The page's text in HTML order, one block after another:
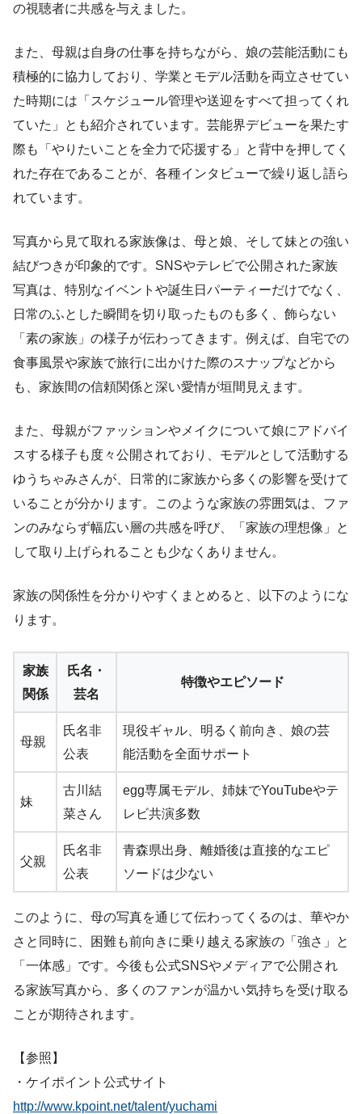
の視聴者に共感を与えました。
また、母親は自身の仕事を持ちながら、娘の芸能活動にも
積極的に協力しており、学業とモデル活動を両立させてい
た時期には「スケジュール管理や送迎をすべて担ってくれ
ていた」とも紹介されています。芸能界デビューを果たす
際も「やりたいことを全力で応援する」と背中を押してく
れた存在であることが、各種インタビューで繰り返し語ら
れています。
写真から見て取れる家族像は、母と娘、そして妹との強い
結びつきが印象的です。SNSやテレビで公開された家族
写真は、特別なイベントや誕生日パーティーだけでなく、
日常のふとした瞬間を切り取ったものも多く、飾らない
「素の家族」の様子が伝わってきます。例えば、自宅での
食事風景や家族で旅行に出かけた際のスナップなどから
も、家族間の信頼関係と深い愛情が垣間見えます。
また、母親がファッションやメイクについて娘にアドバイ
スする様子も度々公開されており、モデルとして活動する
ゆうちゃみさんが、日常的に家族から多くの影響を受けて
いることが分かります。このような家族の雰囲気は、ファ
ンのみならず幅広い層の共感を呼び、「家族の理想像」と
して取り上げられることも少なくありません。
家族の関係性を分かりやすくまとめると、以下のようにな
ります。
家族
関係
氏名・
芸名
特徴やエピソード
母親
氏名非
公表
現役ギャル、明るく前向き、娘の芸
能活動を全面サポート
妹
古川結
菜さん
egg専属モデル、姉妹でYouTubeやテ
レビ共演多数
父親
氏名非
公表
青森県出身、離婚後は直接的なエピ
ソードは少ない
このように、母の写真を通じて伝わってくるのは、華やか
さと同時に、困難も前向きに乗り越える家族の「強さ」と
「一体感」です。今後も公式SNSやメディアで公開され
る家族写真から、多くのファンが温かい気持ちを受け取る
ことが期待されます。
【参照】
・ケイポイント公式サイト
http://www.kpoint.net/talent/yuchami